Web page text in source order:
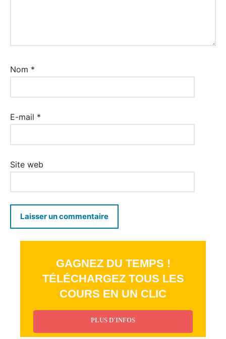
Nom *
E-mail *
Site web
GAGNEZ DU TEMPS !
TÉLÉCHARGEZ TOUS LES
COURS EN UN CLIC
PLUS D'INFOS